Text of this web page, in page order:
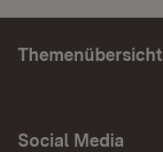
Themenübersicht
Social Media